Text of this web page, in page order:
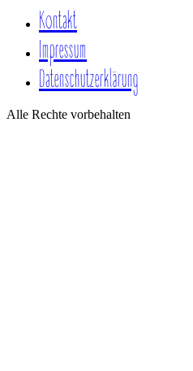
Kontakt
Impressum
Datenschutzerklärung
Alle Rechte vorbehalten